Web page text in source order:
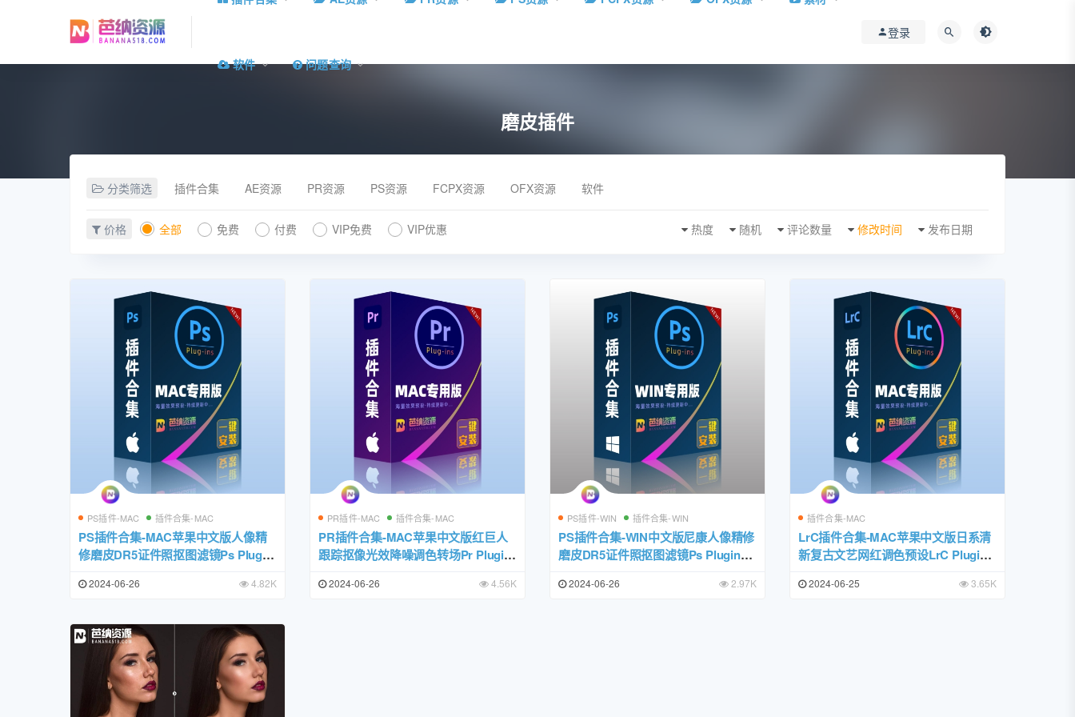
软件 问题查询
登录
磨皮插件
分类筛选 插件合集 AE资源 PR资源 PS资源 FCPX资源 OFX资源 软件
价格 全部 免费 付费 VIP免费 VIP优惠 发布日期
修改时间
评论数量
随机
热度
PS插件-MAC 插件合集-MAC
PS插件合集-MAC苹果中文版人像精
修磨皮DR5证件照抠图滤镜Ps Plugin
2024-06-26 4.82K
PR插件-MAC 插件合集-MAC
PR插件合集-MAC苹果中文版红巨人
跟踪抠像光效降噪调色转场Pr Plugin
2024-06-26 4.56K
PS插件-WIN 插件合集-WIN
PS插件合集-WIN中文版尼康人像精修
磨皮DR5证件照抠图滤镜Ps Plugins
2024-06-26 2.97K
插件合集-MAC
LrC插件合集-MAC苹果中文版日系清
新复古文艺网红调色预设LrC Plugins
2024-06-25 3.65K